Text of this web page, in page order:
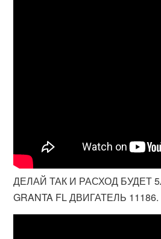
ДЕЛАЙ ТАК И РАСХОД БУДЕТ
GRANTA FL ДВИГАТЕЛЬ 11186.